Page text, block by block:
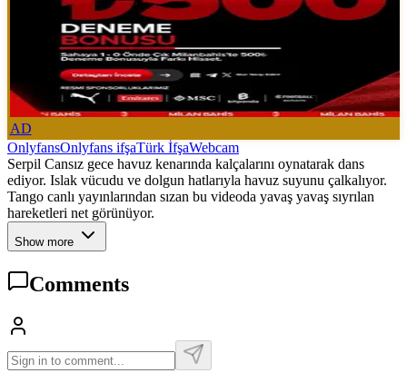
AD
OnlyfansOnlyfans ifşaTürk İfşaWebcam
Serpil Cansız gece havuz kenarında kalçalarını oynatarak dans
ediyor. Islak vücudu ve dolgun hatlarıyla havuz suyunu çalkalıyor.
Tango canlı yayınlarından sızan bu videoda yavaş yavaş sıyrılan
hareketleri net görünüyor.
Show more
Comments